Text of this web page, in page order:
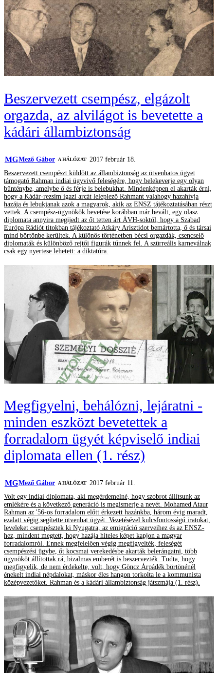
Beszervezett csempész, elgázolt
orgazda, az alvilágot is bevetette a
kádári állambiztonság
MGMező Gábor A HÁLÓZAT
2017 február 18.
Beszervezett csempészt küldött az állambiztonság az ötvenhatos ügyet
támogató Rahman indiai ügyvivő feleségére, hogy belekeverje egy olyan
bűnténybe, amelybe ő és férje is belebukhat. Mindenképpen el akarták érni,
hogy a Kádár-rezsim igazi arcát leleplező Rahmant valahogy hazahívja
hazája és lebukjanak azok a magyarok, akik az ENSZ tájékoztatásában részt
vettek. A csempész-ügynökök bevetése korábban már bevált, egy olasz
diplomata annyira megijedt az őt tetten árt ÁVH-soktól, hogy a Szabad
Európa Rádiót titokban tájékoztató Atkáry Arisztidot bemártotta, ő és társai
mind börtönbe kerültek. A különös történetben bécsi orgazdák, csencselő
diplomaták és különböző rejtői figurák tűnnek fel. A szürreális karneválnak
csak egy nyertese lehetett: a diktatúra.
Megfigyelni, behálózni, lejáratni -
minden eszközt bevetettek a
forradalom ügyét képviselő indiai
diplomata ellen (1. rész)
MGMező Gábor A HÁLÓZAT 2017 február 11.
Volt egy indiai diplomata, aki megérdemelné, hogy szobrot állítsunk az
emlékére és a következő generáció is megismerje a nevét. Mohamed Ataur
Rahman az '56-os forradalom előtt érkezett hazánkba, három évig maradt,
ezalatt végig segítette ötvenhat ügyét. Vezetésével kulcsfontosságú iratokat,
leveleket csempésztek ki Nyugatra, az emigráció szerveihez és az ENSZ-
hez, mindent megtett, hogy hazája hiteles képet kapjon a magyar
forradalomról. Ennek megfelelően végig megfigyelték, feleségét
csempészési ügybe, őt kocsmai verekedésbe akarták belerángatni, több
ügynököt állítottak rá, bizalmas emberét is beszervezték. Tudta, hogy
megfigyelik, de nem érdekelte, volt, hogy Göncz Árpádék börtönénél
énekelt indiai népdalokat, máskor éles hangon torkolta le a kommunista
középvezetőket. Rahman és a kádári állambiztonság játszmája (1. rész).